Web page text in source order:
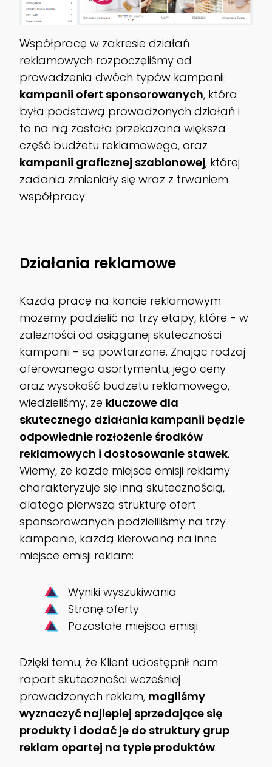
Współpracę w zakresie działań
reklamowych rozpoczęliśmy od
prowadzenia dwóch typów kampanii:
kampanii ofert sponsorowanych, która
była podstawą prowadzonych działań i
to na nią została przekazana większa
część budżetu reklamowego, oraz
kampanii graficznej szablonowej, której
zadania zmieniały się wraz z trwaniem
współpracy.
Działania reklamowe
Każdą pracę na koncie reklamowym
możemy podzielić na trzy etapy, które - w
zależności od osiąganej skuteczności
kampanii - są powtarzane. Znając rodzaj
oferowanego asortymentu, jego ceny
oraz wysokość budżetu reklamowego,
wiedzieliśmy, że kluczowe dla
skutecznego działania kampanii będzie
odpowiednie rozłożenie środków
reklamowych i dostosowanie stawek.
Wiemy, że każde miejsce emisji reklamy
charakteryzuje się inną skutecznością,
dlatego pierwszą strukturę ofert
sponsorowanych podzieliliśmy na trzy
kampanie, każdą kierowaną na inne
miejsce emisji reklam:
Wyniki wyszukiwania
Stronę oferty
Pozostałe miejsca emisji
Dzięki temu, że Klient udostępnił nam
raport skuteczności wcześniej
prowadzonych reklam, mogliśmy
wyznaczyć najlepiej sprzedające się
produkty i dodać je do struktury grup
reklam opartej na typie produktów.